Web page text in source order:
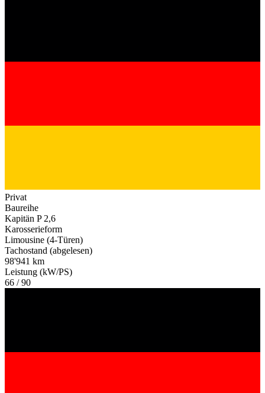
Privat
Baureihe
Kapitän P 2,6
Karosserieform
Limousine (4-Türen)
Tachostand (abgelesen)
98'941 km
Leistung (kW/PS)
66 / 90